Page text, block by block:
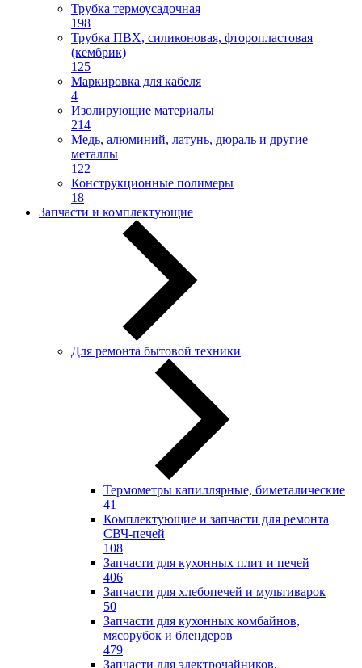
Трубка термоусадочная
198
Трубка ПВХ, силиконовая, фторопластовая
(кембрик)
125
Маркировка для кабеля
4
Изолирующие материалы
214
Медь, алюминий, латунь, дюраль и другие
металлы
122
Конструкционные полимеры
18
Запчасти и комплектующие
Для ремонта бытовой техники
Термометры капиллярные, биметалические
41
Комплектующие и запчасти для ремонта
СВЧ-печей
108
Запчасти для кухонных плит и печей
406
Запчасти для хлебопечей и мультиварок
50
Запчасти для кухонных комбайнов,
мясорубок и блендеров
479
Запчасти для электрочайников,